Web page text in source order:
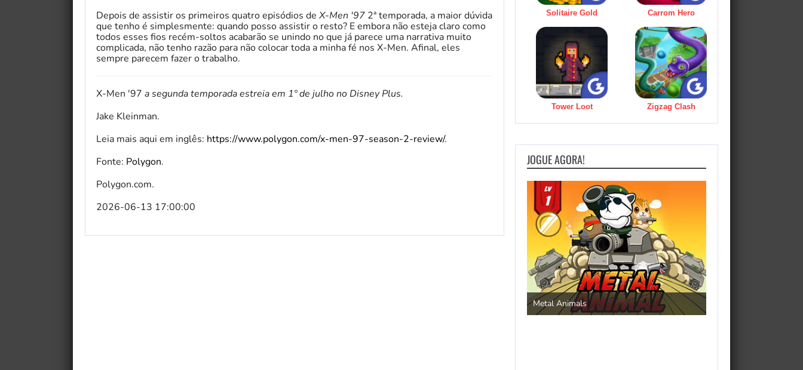
Depois de assistir os primeiros quatro episódios de X-Men '97 2ª temporada, a maior dúvida
que tenho é simplesmente: quando posso assistir o resto? E embora não esteja claro como
todos esses fios recém-soltos acabarão se unindo no que já parece uma narrativa muito
complicada, não tenho razão para não colocar toda a minha fé nos X-Men. Afinal, eles
sempre parecem fazer o trabalho.
X-Men '97 a segunda temporada estreia em 1º de julho no Disney Plus.
Jake Kleinman.
Leia mais aqui em inglês: https://www.polygon.com/x-men-97-season-2-review/.
Fonte: Polygon.
Polygon.com.
2026-06-13 17:00:00
Solitaire Gold Carrom Hero
Tower Loot Zigzag Clash
JOGUE AGORA!
Metal Animals